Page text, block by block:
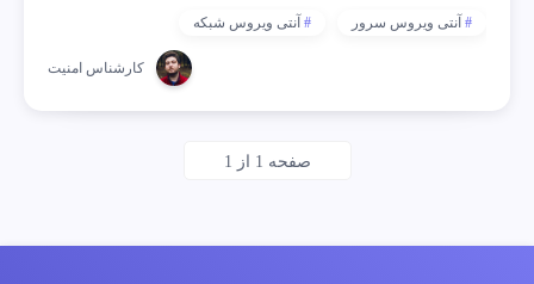
آنتی ویروس سرور آنتی ویروس شبکه
کارشناس امنیت
صفحه 1 از 1